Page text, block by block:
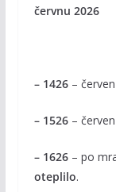
červnu 2026
– 1426 –
– 1526–
– 1626 – po
oteplilo.